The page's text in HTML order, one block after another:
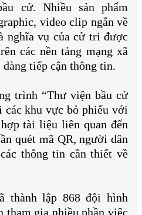
cử. Nhiều sản phẩm
video clip ngắn về
nghĩa vụ của cử tri được
các nền tảng mạng xã
tiếp cận thông tin.
trình “Thư viện bầu cử
khu vực bỏ phiếu với
tài liệu liên quan đến
quét mã QR, người dân
thông tin cần thiết về
thành lập 868 đội hình
tham gia nhiều phần việc